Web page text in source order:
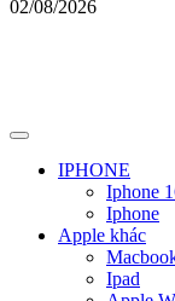
02/08/2026
Primary
IPHONE
Iphone
Iphone
Apple khác
Ipad